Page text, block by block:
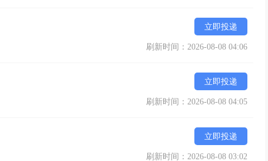
立即投递
刷新时间：2026-08-08 04:06
立即投递
刷新时间：2026-08-08 04:05
立即投递
刷新时间：2026-08-08 03:02